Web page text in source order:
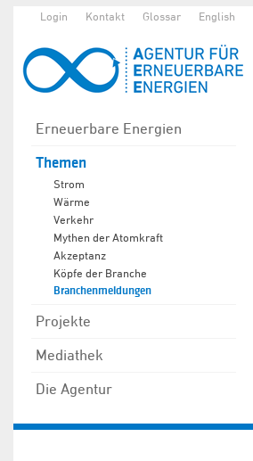
Login Kontakt Glossar English
Erneuerbare Energien
Themen
Strom
Wärme
Verkehr
Mythen der Atomkraft
Akzeptanz
Köpfe der Branche
Branchenmeldungen
Projekte
Mediathek
Die Agentur